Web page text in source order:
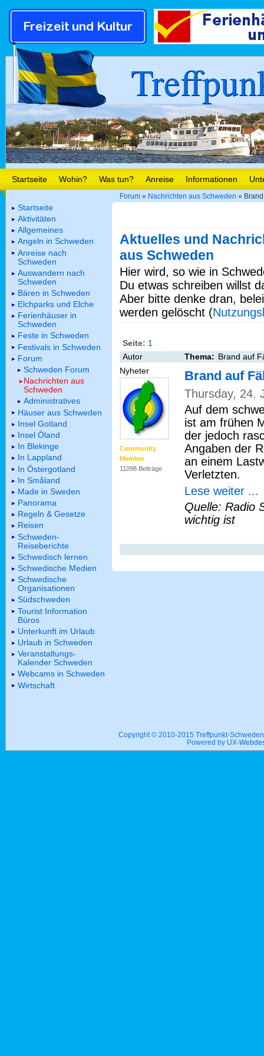
Startseite Wohin? Was tun? Anreise Informationen
Forum » Nachrichten aus Schweden »
Aktuelles und
aus Schweden
Hier wird, so wie in
Du etwas schreiben willst
Aber bitte denke dran,
werden gelöscht (
Seite: 1
Autor
Thema: Brand auf
Nyheter
Community
Member
11098 Beiträge
Brand auf
Thursday, 24.
Auf dem
ist am frühen
der jedoch
Angaben der
an einem
Verletzten.
Lese weiter ...
Quelle: Radio
wichtig ist
Startseite
Aktivitäten
Allgemeines
Angeln in Schweden
Anreise nach
Schweden
Auswandern nach
Schweden
Bären in Schweden
Elchparks und Elche
Ferienhäuser in
Schweden
Feste in Schweden
Festivals in Schweden
Forum
Schweden Forum
Nachrichten aus
Schweden
Administratives
Häuser aus Schweden
Insel Gotland
Insel Öland
In Blekinge
In Lappland
In Östergotland
In Småland
Made in Sweden
Panorama
Regeln & Gesetze
Reisen
Schweden-
Reiseberichte
Schwedisch lernen
Schwedische Medien
Schwedische
Organisationen
Südschweden
Tourist Information
Büros
Unterkunft im Urlaub
Urlaub in Schweden
Veranstaltungs-
Kalender Schweden
Webcams in Schweden
Wirtschaft
Copyright © 2010-2015 Treffpunkt-
Powered by UX-